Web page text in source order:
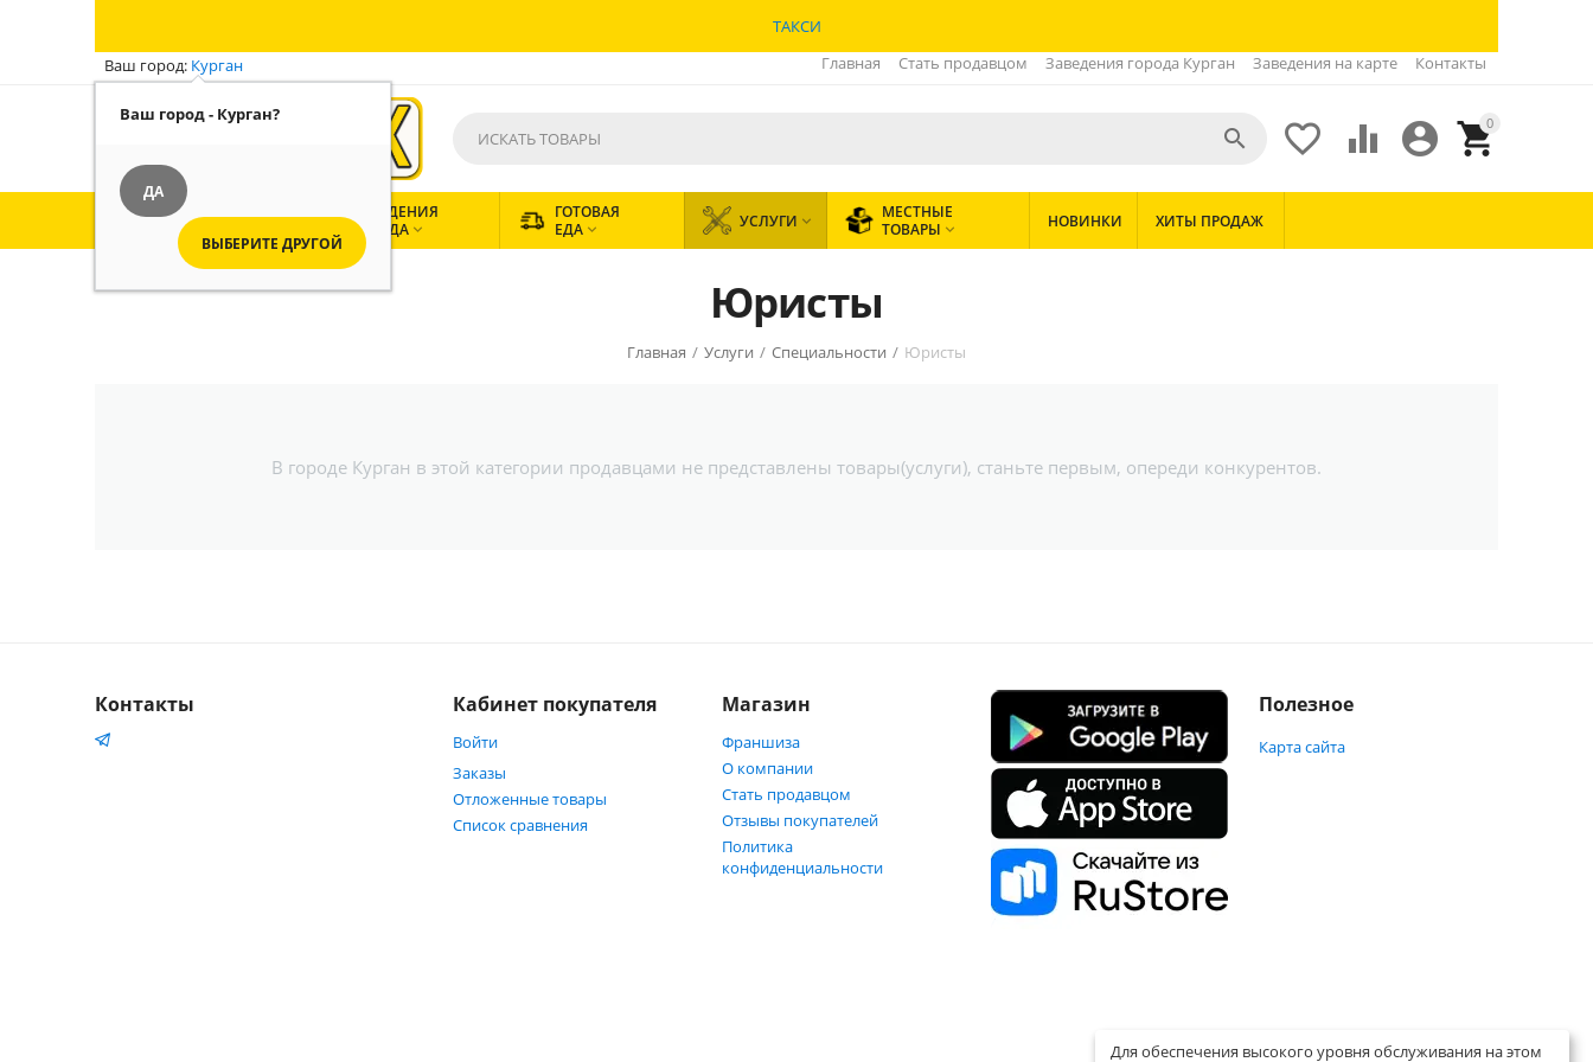
ТАКСИ
Ваш город: Курган
Ваш город - Курган?
ДА
ВЫБЕРИТЕ ДРУГОЙ
Главная Стать продавцом Заведения города Курган Заведения на карте Контакты
0


 

ВСЕ
КАТЕГОРИИ
ЗАВЕДЕНИЯ
ГОРОДА 
ГОТОВАЯ
ЕДА  УСЛУГИ 
МЕСТНЫЕ
ТОВАРЫ  НОВИНКИ ХИТЫ ПРОДАЖ
Юристы
Главная / Услуги / Специальности / Юристы
В городе Курган в этой категории продавцами не представлены товары(услуги), станьте первым, опереди конкурентов.
Контакты Кабинет покупателя
Войти
Заказы
Отложенные товары
Список сравнения
Магазин
Франшиза
О компании
Стать продавцом
Отзывы покупателей
Политика
конфиденциальности
Полезное
Карта сайта
Для обеспечения высокого уровня обслуживания на этом